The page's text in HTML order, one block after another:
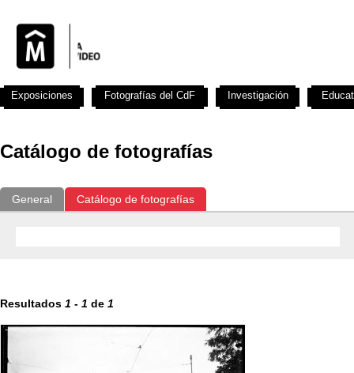
Catálogo de fotografías
General Catálogo de fotografías
Resultados 1 - 1 de 1
Exposiciones Fotografías del CdF Investigación